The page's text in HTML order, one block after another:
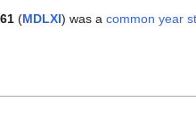
(MDLXI) was a common year